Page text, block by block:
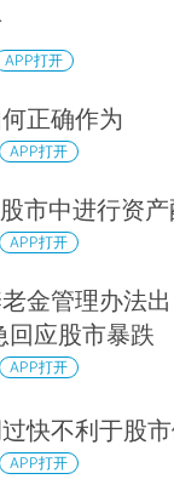
APP打开
正确作为
APP打开
市中进行资产
APP打开
金管理办法出
回应股市暴跌
APP打开
快不利于股
APP打开